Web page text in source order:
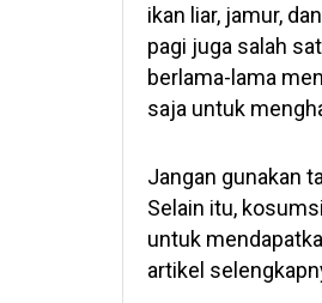
ikan liar, jamur,
pagi juga salah
berlama-lama
saja untuk
Jangan gunakan
Selain itu,
untuk
artikel